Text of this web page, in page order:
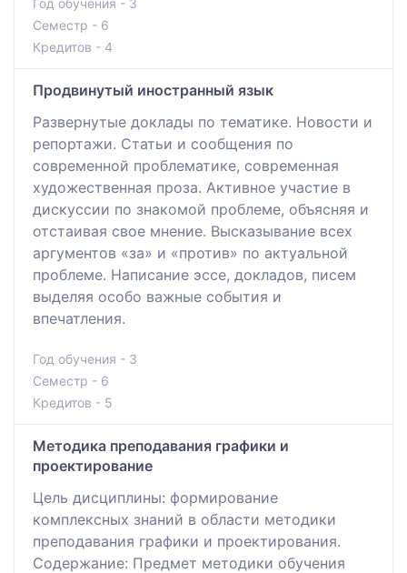
Семестр - 6
Кредитов - 4
Продвинутый иностранный язык
Развернутые доклады по тематике. Новости и
репортажи. Статьи и сообщения по
современной проблематике, современная
художественная проза. Активное участие в
дискуссии по знакомой проблеме, объясняя и
отстаивая свое мнение. Высказывание всех
аргументов «за» и «против» по актуальной
проблеме. Написание эссе, докладов, писем
выделяя особо важные события и
впечатления.
Год обучения - 3
Семестр - 6
Кредитов - 5
Методика преподавания графики и
проектирование
Цель дисциплины: формирование
комплексных знаний в области методики
преподавания графики и проектирования.
Содержание: Предмет методики обучения